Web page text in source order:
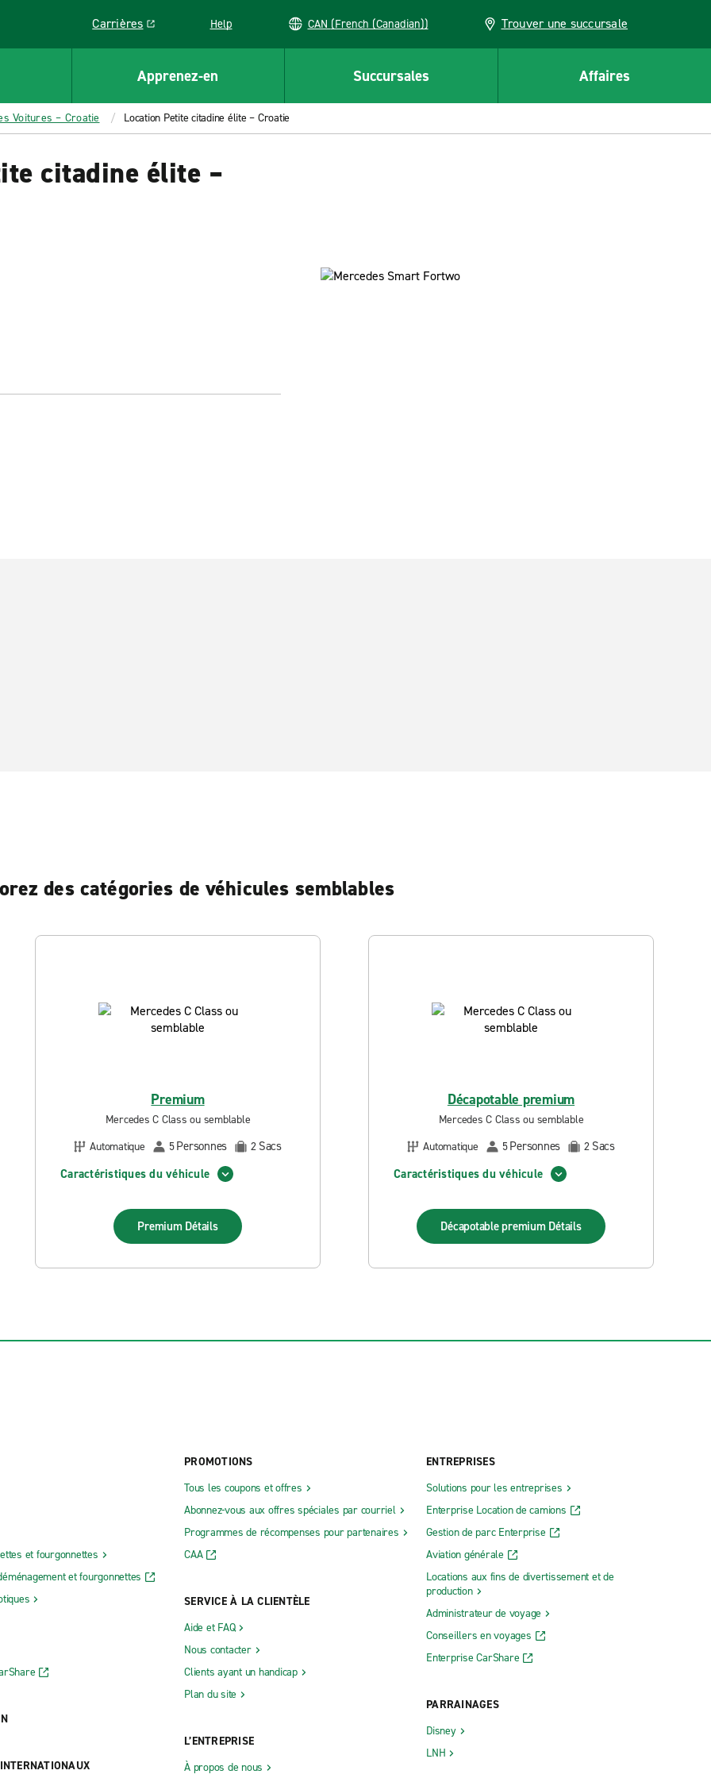
Carrières
Link opens in a new window
Help CAN (French (Canadian)) Trouver une succursale
Apprenez-en Succursales Affaires
Voitures – Croatie Location Petite citadine élite – Croatie
citadine élite –
des catégories de véhicules semblables
Premium
Mercedes C Class ou semblable
Automatique
5Personnes 2 Sacs
Caractéristiques du véhicule
Premium Détails
Décapotable premium
Mercedes C Class ou semblable
Automatique
5Personnes 2 Sacs
Caractéristiques du véhicule
Décapotable premium Détails
et fourgonnettes
et fourgonnettes
PROMOTIONS
Tous les coupons et offres
Abonnez-vous aux offres spéciales par courriel
Programmes de récompenses pour partenaires
CAA
SERVICE À LA CLIENTÈLE
Aide et FAQ
Nous contacter
Clients ayant un handicap
Plan du site
L’ENTREPRISE
À propos de nous
ENTREPRISES
Solutions pour les entreprises
Enterprise Location de camions
Gestion de parc Enterprise
Aviation générale
Locations aux fins de divertissement et de
production
Administrateur de voyage
Conseillers en voyages
Enterprise CarShare
PARRAINAGES
Disney
LNH